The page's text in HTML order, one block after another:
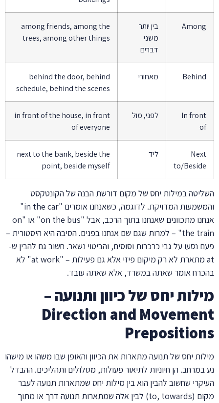
Among
בין יותר
משני
דברים
among friends, among the
trees, among other things
Behind מאחורי
behind the door, behind
schedule, behind the scenes
In front
of
לפני, מול
in front of the house, in front
of everyone
Next
to/Beside
ליד
next to the bank, beside the
point, beside myself
השליטה במילות יחס של מקום דורשת הבנה של הקונטקסט
והמשמעות המדויקת. לדוגמה, כשאנחנו אומרים "in the car"
אנחנו מתכוונים שאנחנו בתוך הרכב, אבל "on the bus" או "on
the train" – למרות שגם שם אנחנו בפנים. הסיבה היא היסטורית –
פעם נסעו על גבי כרכרות וסוסים, והביטוי נשאר. חשוב גם להבין ש-
at מתארת לא רק מיקום פיזי אלא גם פעילות – "at work" לא
בהכרח אומר שאתה במשרד, אלא שאתה עובד.
מילות יחס של כיוון ותנועה –
Direction and Movement
Prepositions
מילות יחס של תנועה מתארות את הכיוון והאופן שבו משהו או מישהו
נע במרחב. הן חיוניות לתיאור פעולות, מסלולים ותהליכים. ההבדל
העיקרי שחשוב להבין הוא בין מילות יחס שמתארות תנועה לעבר
מקום (to, towards) לבין אלה שמתארות תנועה דרך או מתוך